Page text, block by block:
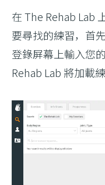
登入
更新
在 The Rehab Lab
要尋找的練習，首
登錄屏幕上輸入您
Rehab Lab 將加載